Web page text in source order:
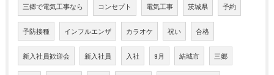
三郷で電気工事なら コンセプト 電気工事 茨城県 予約
予防接種 インフルエンザ カラオケ 祝い 合格
新入社員歓迎会 新入社員 入社 9月 結城市 三郷